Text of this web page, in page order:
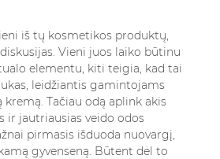
iš tų kosmetikos produktų,
Vieni juos laiko būtinu
elementu, kiti teigia, kad tai
leidžiantis gamintojams
Tačiau odą aplink akis
ir jautriausias veido odos
pirmasis išduoda nuovargį,
gyvenseną. Būtent dėl to